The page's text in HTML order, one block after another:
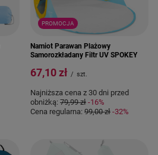
PROMOCJA
Namiot Parawan Plażowy
Samorozkładany Filtr UV SPOKEY
67,10 zł / szt.
Najniższa cena z 30 dni przed
obniżką: 79,99 zł -16%
Cena regularna: 99,00 zł -32%